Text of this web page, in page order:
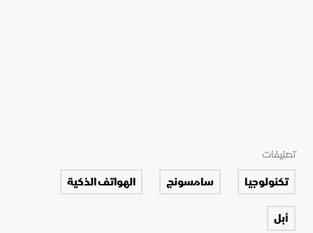
تصنيفات
تكنولوجيا سامسونج
الهواتف الذكية
أبل